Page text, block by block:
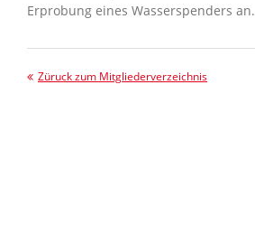
Erprobung eines Wasserspenders an.
Züruck zum Mitgliederverzeichnis